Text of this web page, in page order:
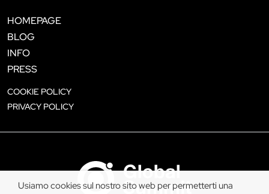
HOMEPAGE
BLOG
INFO
PRESS
COOKIE POLICY
PRIVACY POLICY
Usiamo cookies sul nostro sito web per permetterti una